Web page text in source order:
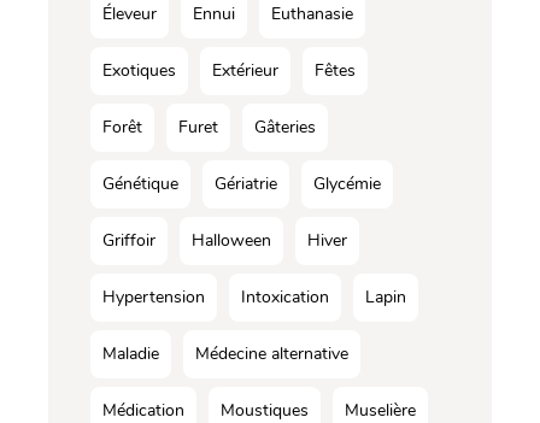
Éleveur Ennui Euthanasie
Exotiques Extérieur Fêtes
Forêt Furet Gâteries
Génétique Gériatrie Glycémie
Griffoir Halloween Hiver
Hypertension Intoxication Lapin
Maladie Médecine alternative
Médication Moustiques Muselière